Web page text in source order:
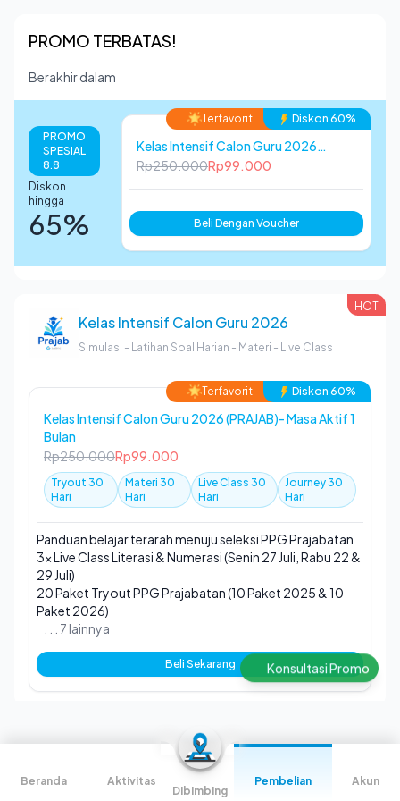
PROMO TERBATAS!
Berakhir dalam
PROMO
SPESIAL
8.8
Diskon
hingga
65%
Terfavorit Diskon 60%
Kelas Intensif Calon Guru 2026
(PRAJAB)- Masa Aktif 1 Bulan
Rp250.000Rp99.000
Beli Dengan Voucher
HOT
Kelas Intensif Calon Guru 2026
Simulasi - Latihan Soal Harian - Materi - Live Class
Terfavorit Diskon 60%
Kelas Intensif Calon Guru 2026 (PRAJAB)- Masa Aktif 1
Bulan
Rp250.000Rp99.000
Tryout 30
Hari
Materi 30
Hari
Live Class 30
Hari
Journey 30
Hari
Panduan belajar terarah menuju seleksi PPG Prajabatan
3x Live Class Literasi & Numerasi (Senin 27 Juli, Rabu 22 &
29 Juli)
20 Paket Tryout PPG Prajabatan (10 Paket 2025 & 10
Paket 2026)
. . . 7 lainnya
Beli Sekarang
Kelas Persiapan Tes UKPPG Guru Tertentu
Tryout- Latihan Soal Harian - Materi - Live Class
Konsultasi Promo
Beranda Aktivitas Pembelian Akun
Dibimbing